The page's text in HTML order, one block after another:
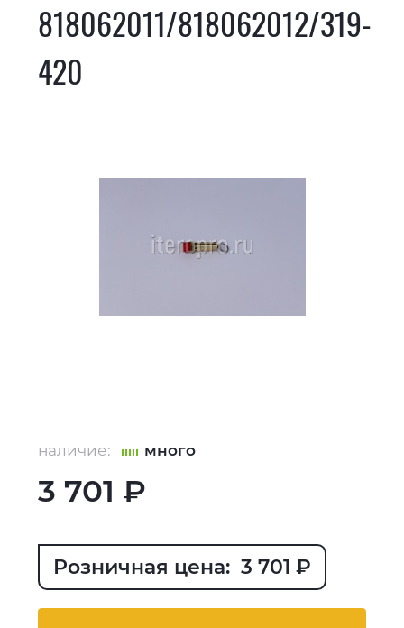
818062011/818062012/319-
420
наличие: много
3 701 ₽
Розничная цена: 3 701 ₽